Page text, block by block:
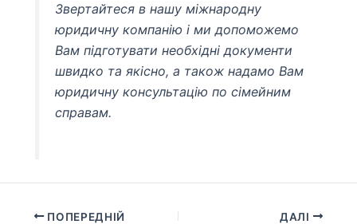
Звертайтеся в нашу міжнародну
юридичну компанію і ми допоможемо
Вам підготувати необхідні документи
швидко та якісно, а також надамо Вам
юридичну консультацію по сімейним
справам.
ПОПЕРЕДНІЙ ДАЛІ